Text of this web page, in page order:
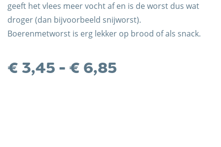
Trots op de Achterhoek! | © Kaasboerderij Weenink
2026 |
Algemene voorwaarden Verzending |
geeft het vlees meer vocht af en is de worst dus wat
droger (dan bijvoorbeeld snijworst).
Boerenmetworst is erg lekker op brood of als snack.
€ 3,45 - € 6,85